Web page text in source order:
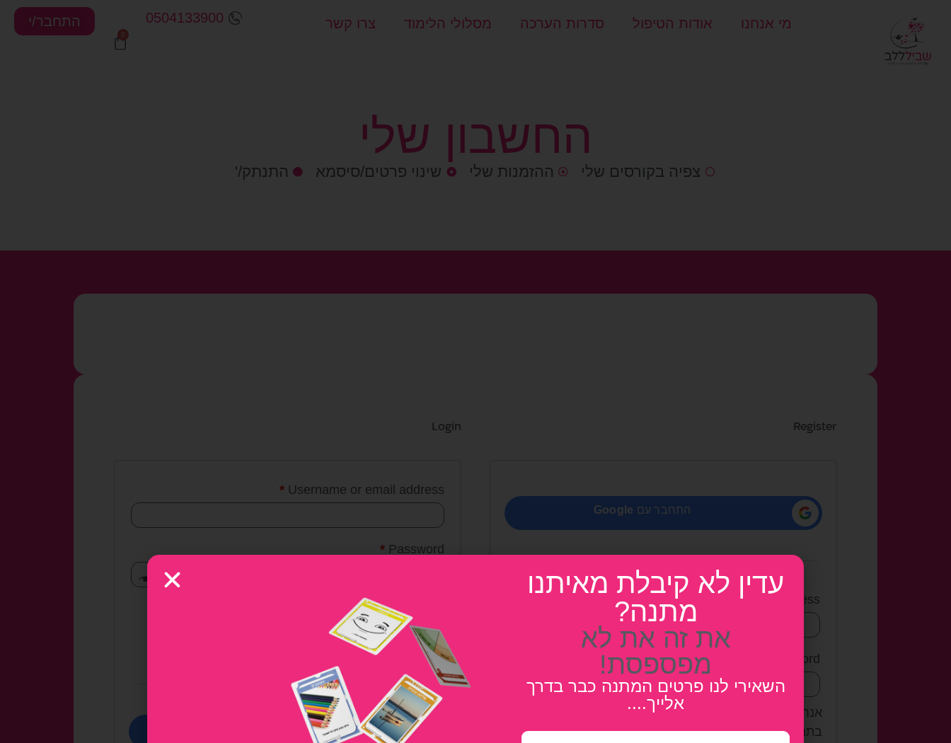
מי אנחנו אודות הטיפול סדרות הערכה מסלולי הלימוד צרו קשר 0504133900 התחבר/י
החשבון שלי
צפיה בקורסים שלי ההזמנות שלי שינוי פרטים/סיסמא התנתק/'
Login
Username or email address
*
Password
*
Remember me Log in
Lost your password?
OR
התחבר עם
Register
התחבר עם Google
Email address
Password
אנחנו נשתמש בפרטים האישיים כדי להציע לך תמיכה
בתהליך באתר זה, לנהל את הגישה לחשבון וכדי לבצע
עדין לא קיבלת מאיתנו
מתנה?
את זה את לא
מפספסת!
השאירי לנו פרטים המתנה כבר בדרך
אלייך....